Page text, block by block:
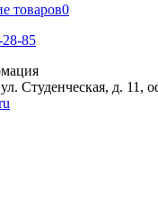
товаров0
85
Студенческая, д. 11,